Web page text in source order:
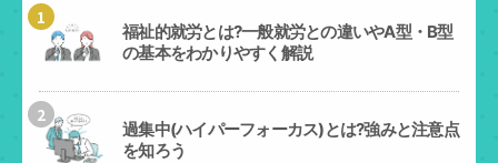
1
福祉的就労とは?一般就労との違いやA型・B型
の基本をわかりやすく解説
2
過集中(ハイパーフォーカス)とは?強みと注意点
を知ろう